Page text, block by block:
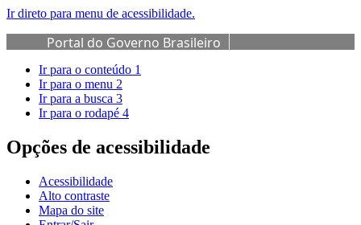
Ir direto para menu de acessibilidade.
Portal do Governo Brasileiro
Ir para o conteúdo 1
Ir para o menu 2
Ir para a busca 3
Ir para o rodapé 4
Opções de acessibilidade
Acessibilidade
Alto contraste
Mapa do site